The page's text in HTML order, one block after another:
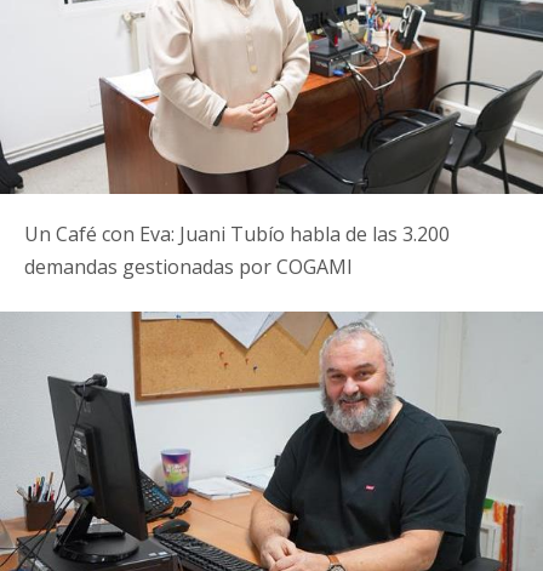
Un Café con Eva: Juani Tubío habla de las 3.200
demandas gestionadas por COGAMI